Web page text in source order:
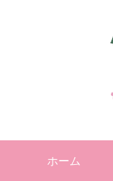
ホーム